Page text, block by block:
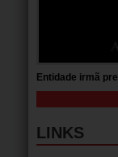
Entidade irmã
LINKS